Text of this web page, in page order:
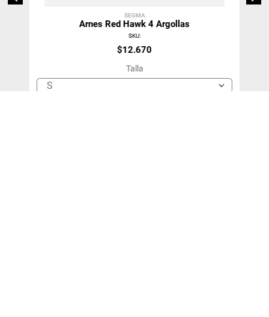
SEGMA
Arnes Red Hawk 4 Argollas
SKU:
$12.670
Talla
S